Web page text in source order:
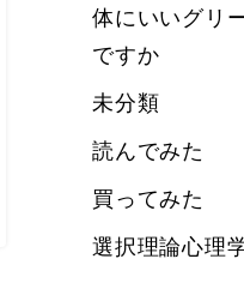
体にいいグリ
ですか
未分類
読んでみた
買ってみた
選択理論心理